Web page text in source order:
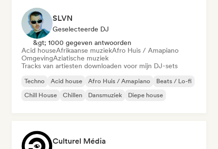
SLVN
Geselecteerde DJ
&gt; 1000 gegeven antwoorden
Acid houseAfrikaanse muziekAfro Huis / Amapiano
OmgevingAziatische muziek
Tracks van artiesten downloaden voor mijn DJ-sets
Techno Acid house Afro Huis / Amapiano
Beats / Lo-fi
Chill House
Chillen Dansmuziek Diepe house
Culturel Média